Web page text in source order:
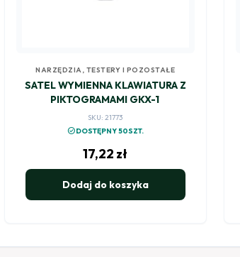
NARZĘDZIA, TESTERY I POZOSTAŁE
SATEL WYMIENNA KLAWIATURA Z
PIKTOGRAMAMI GKX-1
SKU: 21773
check_circleDOSTĘPNY 50SZT.
17,22 zł
Dodaj do koszyka